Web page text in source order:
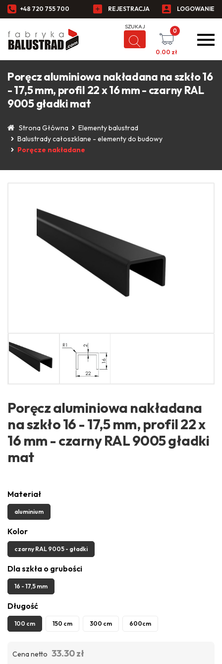
+48 720 755 700 REJESTRACJA LOGOWANIE
0
0.00 zł
Poręcz aluminiowa nakładana na szkło 16
- 17,5 mm, profil 22 x 16 mm - czarny RAL
9005 gładki mat
Strona Główna
Elementy balustrad
Balustrady całoszklane - elementy do budowy
Poręcze nakładane
Poręcz aluminiowa nakładana
na szkło 16 - 17,5 mm, profil 22 x
16 mm - czarny RAL 9005 gładki
mat
Materiał
aluminium
Kolor
czarny RAL 9005 - gładki
Dla szkła o grubości
16 - 17,5 mm
Długość
100 cm 150 cm 300 cm 600cm
Cena netto 33.30 zł